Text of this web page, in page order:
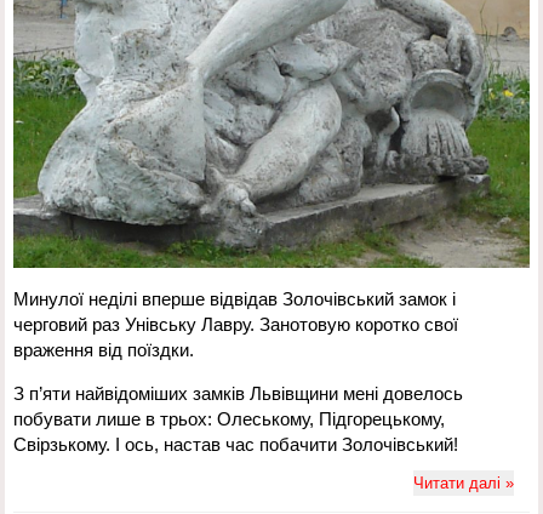
Минулої неділі вперше відвідав Золочівський замок і
черговий раз Унівську Лавру. Занотовую коротко свої
враження від поїздки.
З п’яти найвідоміших замків Львівщини мені довелось
побувати лише в трьох: Олеському, Підгорецькому,
Свірзькому. І ось, настав час побачити Золочівський!
Читати далі »